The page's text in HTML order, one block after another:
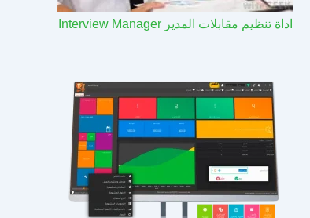
اداة تنظيم مقابلات المدير Interview Manager